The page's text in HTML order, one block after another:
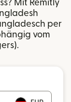
Mit Remitly
per
vom